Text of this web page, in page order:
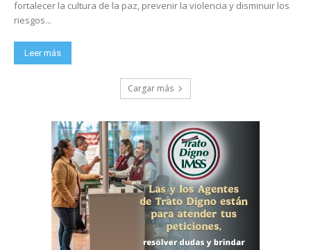
fortalecer la cultura de la paz, prevenir la violencia y disminuir los
riesgos...
Leer más
Cargar más